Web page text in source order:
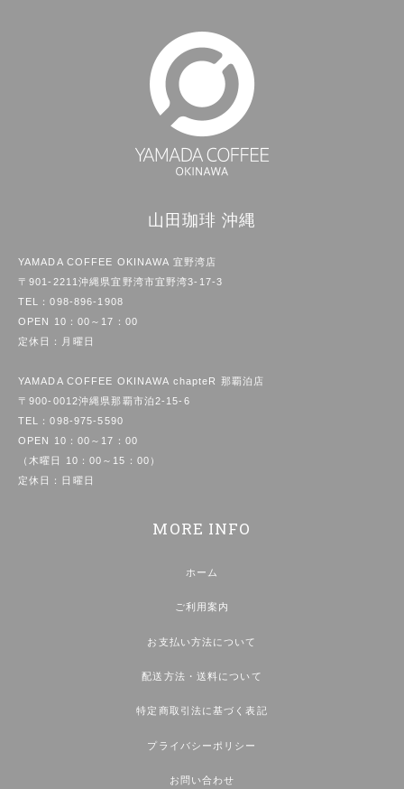
山田珈琲 沖縄
YAMADA COFFEE OKINAWA 宜野湾店
〒901-2211沖縄県宜野湾市宜野湾3-17-3
TEL：098-896-1908
OPEN 10：00～17：00
定休日：月曜日
YAMADA COFFEE OKINAWA chapteR 那覇泊店
〒900-0012沖縄県那覇市泊2-15-6
TEL：098-975-5590
OPEN 10：00～17：00
（木曜日 10：00～15：00）
定休日：日曜日
MORE INFO
ホーム
ご利用案内
お支払い方法について
配送方法・送料について
特定商取引法に基づく表記
プライバシーポリシー
お問い合わせ